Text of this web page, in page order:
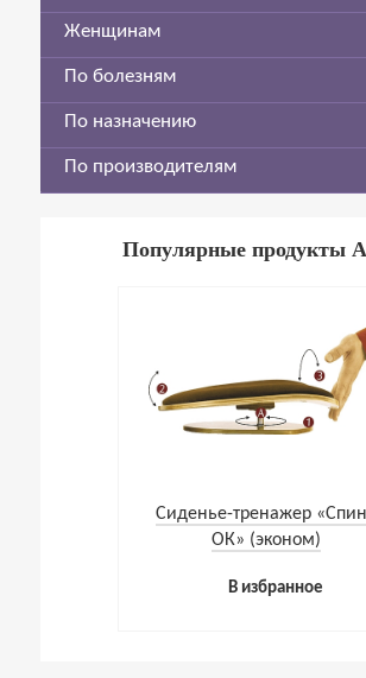
Женщинам
По болезням
По назначению
По производителям
Популярные продукты
Cиденье-тренажер
ОК» (эконом)
В избранное